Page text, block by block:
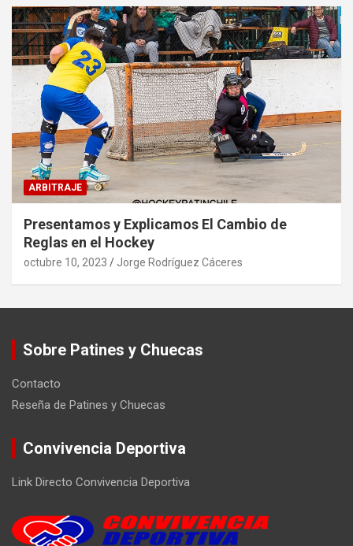
ARBITRAJE
Presentamos y Explicamos El Cambio de
Reglas en el Hockey
octubre 10, 2023 Jorge Rodríguez Cáceres
Sobre Patines y Chuecas
Contacto
Reseña de Patines y Chuecas
Convivencia Deportiva
Link Directo Convivencia Deportiva